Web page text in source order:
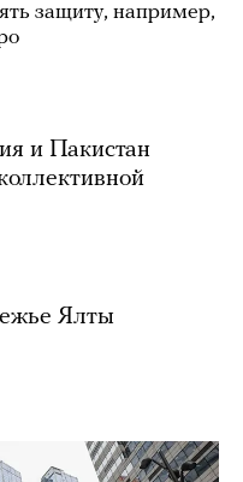
защиту, например,
и Пакистан
Ялты